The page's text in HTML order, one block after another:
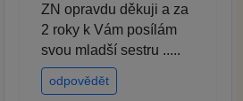
ZN opravdu děkuji a za
2 roky k Vám posílám
svou mladší sestru .....
odpovědět